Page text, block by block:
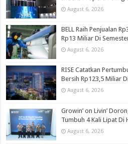
August 6, 2026
BELL Raih Penjualan
Rp13 Miliar Di
August 6, 2026
RISE Catatkan
Bersih Rp123,5 Miliar
August 6, 2026
Growin’ on Livin’
Tumbuh 4 Kali Lipat Di
August 6, 2026